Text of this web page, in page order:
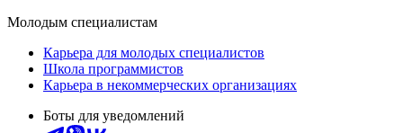
Молодым специалистам
Карьера для молодых специалистов
Школа программистов
Карьера в некоммерческих организациях
Боты для уведомлений